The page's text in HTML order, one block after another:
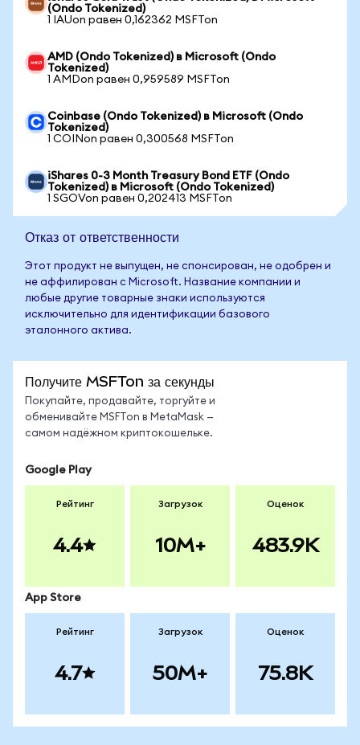
(Ondo Tokenized)
1 IAUon равен 0,162362 MSFTon
AMD (Ondo Tokenized) в Microsoft (Ondo
Tokenized)
1 AMDon равен 0,959589 MSFTon
Coinbase (Ondo Tokenized) в Microsoft (Ondo
Tokenized)
1 COINon равен 0,300568 MSFTon
iShares 0-3 Month Treasury Bond ETF (Ondo
Tokenized) в Microsoft (Ondo Tokenized)
1 SGOVon равен 0,202413 MSFTon
Отказ от ответственности
Этот продукт не выпущен, не спонсирован, не одобрен и
не аффилирован с Microsoft. Название компании и
любые другие товарные знаки используются
исключительно для идентификации базового
эталонного актива.
Получите MSFTon за секунды
Покупайте, продавайте, торгуйте и
обменивайте MSFTon в MetaMask —
самом надёжном криптокошельке.
Google Play
Рейтинг
4.4
Загрузок
10M+
Оценок
483.9K
App Store
Рейтинг
4.7
Загрузок
50M+
Оценок
75.8K